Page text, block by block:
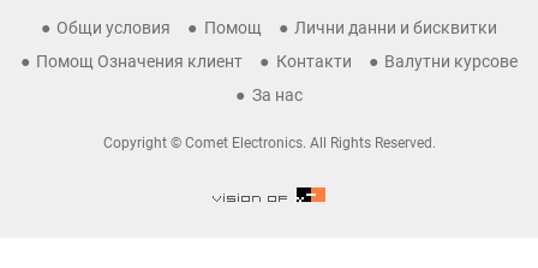
Общи условия Помощ
Лични данни и бисквитки
Помощ Означения клиент
Контакти
Валутни курсове
За нас
Copyright © Comet Electronics. All Rights Reserved.